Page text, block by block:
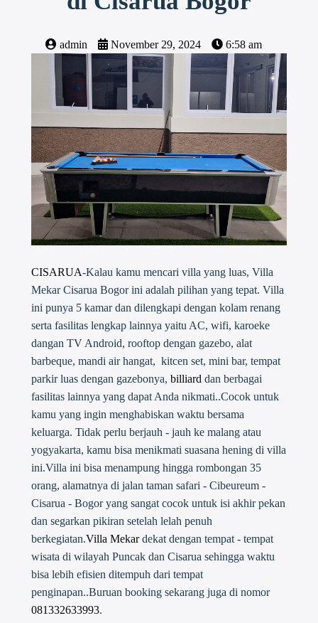
admin November 29, 2024 6:58 am
CISARUA-Kalau kamu mencari villa yang luas, Villa
Mekar Cisarua Bogor ini adalah pilihan yang tepat. Villa
ini punya 5 kamar dan dilengkapi dengan kolam renang
serta fasilitas lengkap lainnya yaitu AC, wifi, karoeke
dangan TV Android, rooftop dengan gazebo, alat
barbeque, mandi air hangat, kitcen set, mini bar, tempat
parkir luas dengan gazebonya, billiard dan berbagai
fasilitas lainnya yang dapat Anda nikmati..Cocok untuk
kamu yang ingin menghabiskan waktu bersama
keluarga. Tidak perlu berjauh - jauh ke malang atau
yogyakarta, kamu bisa menikmati suasana hening di villa
ini.Villa ini bisa menampung hingga rombongan 35
orang, alamatnya di jalan taman safari - Cibeureum -
Cisarua - Bogor yang sangat cocok untuk isi akhir pekan
dan segarkan pikiran setelah lelah penuh
berkegiatan.Villa Mekardekat dengan tempat - tempat
wisata di wilayah Puncak dan Cisarua sehingga waktu
bisa lebih efisien ditempuh dari tempat
penginapan..Buruan booking sekarang juga di nomor
081332633993.